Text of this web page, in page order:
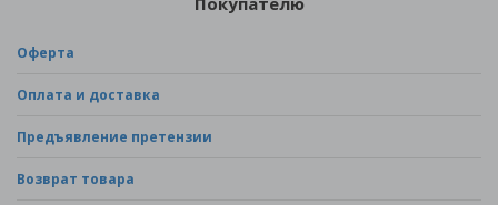
Оферта
Оплата и доставка
Предъявление претензии
Возврат товара